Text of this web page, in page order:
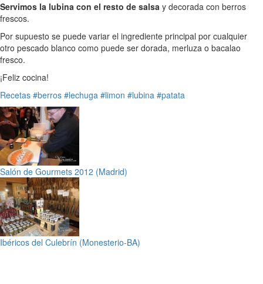
Servimos la lubina con el resto de salsa y decorada con berros
frescos.
Por supuesto se puede variar el ingrediente principal por cualquier
otro pescado blanco como puede ser dorada, merluza o bacalao
fresco.
¡Feliz cocina!
Recetas #berros #lechuga #limon #lubina #patata
Salón de Gourmets 2012 (Madrid)
Ibéricos del Culebrín (Monesterio-BA)